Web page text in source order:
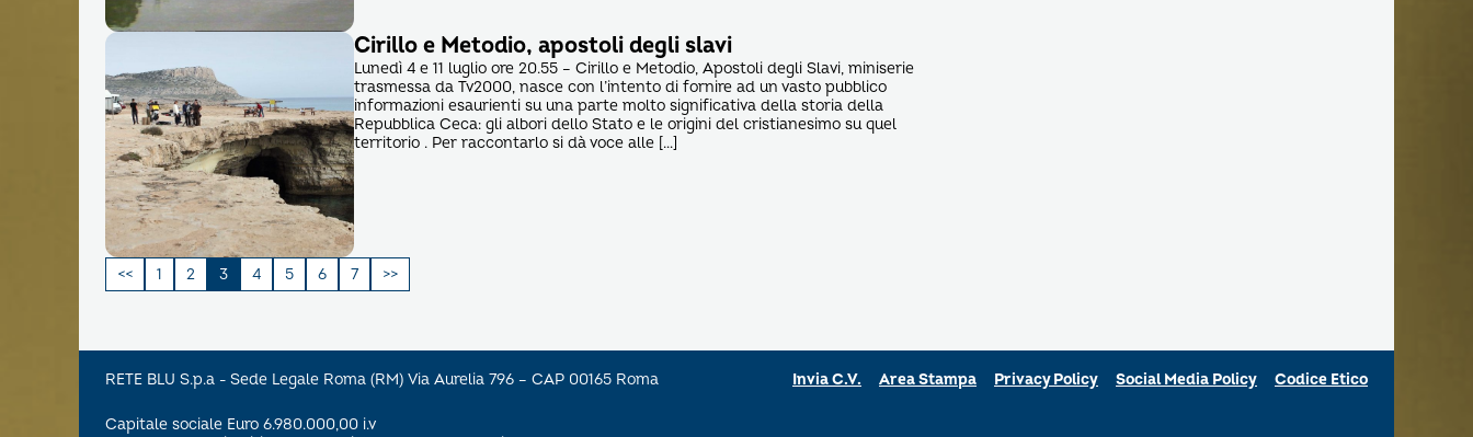
Cirillo e Metodio, apostoli degli slavi
Lunedì 4 e 11 luglio ore 20.55 – Cirillo e Metodio, Apostoli degli Slavi, miniserie
trasmessa da Tv2000, nasce con l’intento di fornire ad un vasto pubblico
informazioni esaurienti su una parte molto significativa della storia della
Repubblica Ceca: gli albori dello Stato e le origini del cristianesimo su quel
territorio . Per raccontarlo si dà voce alle […]
Paginazione
articoli
1 2 3 4 5 6 7
RETE BLU S.p.a - Sede Legale Roma (RM) Via Aurelia 796 – CAP 00165 Roma
Capitale sociale Euro 6.980.000,00 i.v
Invia C.V. Area Stampa Privacy Policy Social Media Policy Codice Etico